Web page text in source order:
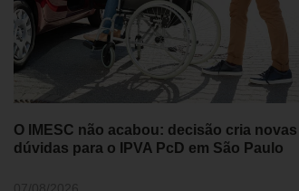
O IMESC não acabou: decisão cria novas
dúvidas para o IPVA PcD em São Paulo